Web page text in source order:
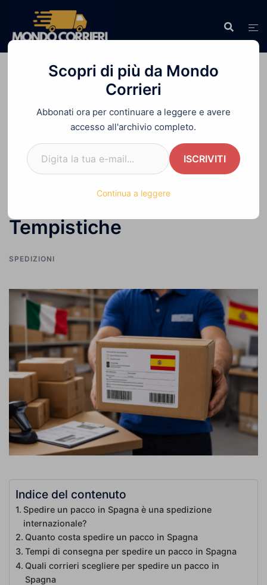
contenuto
Home»Spedire Pacco in Spagna: Come Fare,
Costi e Tempistiche
Spedire Pacco in Spagna:
Come Fare, Costi e
Tempistiche
SPEDIZIONI
Indice del contenuto
Spedire un pacco in Spagna è una spedizione
internazionale?
Quanto costa spedire un pacco in Spagna
Tempi di consegna per spedire un pacco in Spagna
Quali corrieri scegliere per spedire un pacco in
Spagna
Scopri di più da Mondo
Corrieri
Abbonati ora per continuare a leggere e avere
accesso all'archivio completo.
Digita la tua e-mail...
ISCRIVITI
Continua a leggere